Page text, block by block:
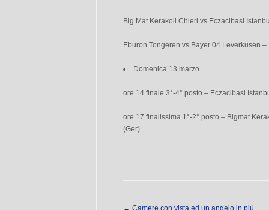
Big Mat Kerakoll Chieri vs Eczacibasi
Eburon Tongeren vs Bayer 04 Leverkusen
Domenica 13 marzo
ore 14 finale 3°-4° posto – Eczacibasi
ore 17 finalissima 1°-2° posto – Bigmat
(Ger)
← Camere con vista ed un angelo in più